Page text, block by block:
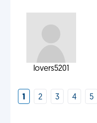
lovers5201
1 2 3 4 5